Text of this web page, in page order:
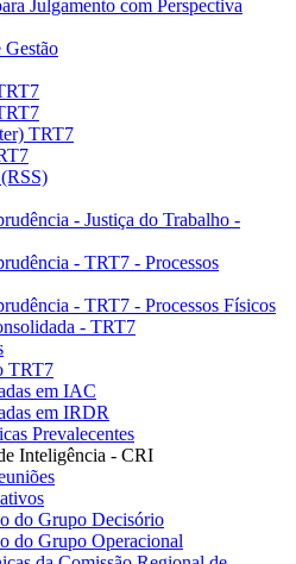
Julgamento com Perspectiva
Gestão
TRT7
- Justiça do Trabalho -
- TRT7 - Processos
- TRT7 - Processos Físicos
- TRT7
TRT7
em IAC
em IRDR
Prevalecentes
Inteligência - CRI
do Grupo Decisório
do Grupo Operacional